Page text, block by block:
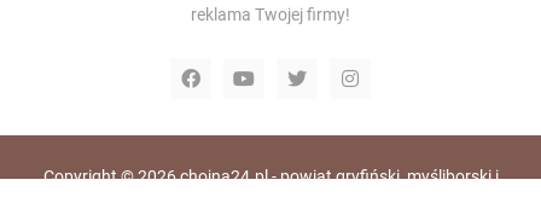
reklama Twojej firmy!
Copyright ©2026chojna24.pl - powiat gryfiński, myśliborski i